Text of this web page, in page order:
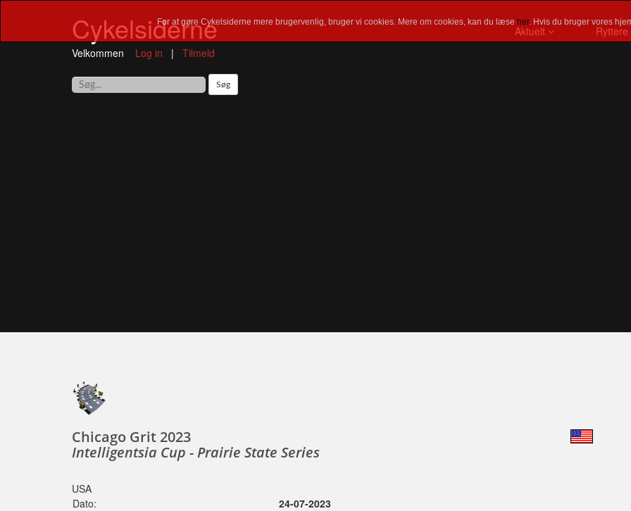
For at gøre Cykelsiderne mere brugervenlig, bruger vi cookies. Mere om cookies, kan du læse her. Hvis du bruger vores
Cykelsiderne
Velkommen Log in | Tilmeld
Aktuelt Ryttere
Chicago Grit 2023
Intelligentsia Cup - Prairie State Series
USA
Dato:
24-07-2023